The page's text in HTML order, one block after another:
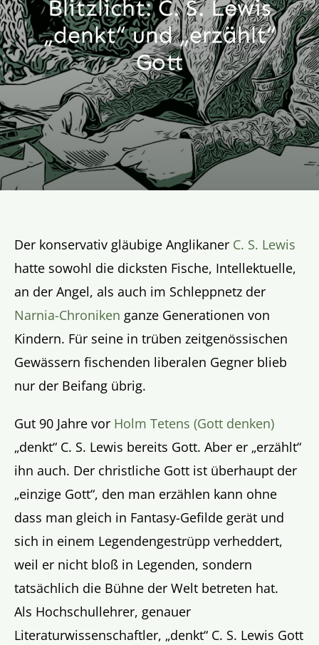
Aktion
Veröffentlichungen
Blitzlicht: C. S. Lewis
„denkt“ und „erzählt“
Gott
Der konservativ gläubige Anglikaner C. S. Lewis
hatte sowohl die dicksten Fische, Intellektuelle,
an der Angel, als auch im Schleppnetz der
Narnia-Chroniken ganze Generationen von
Kindern. Für seine in trüben zeitgenössischen
Gewässern fischenden liberalen Gegner blieb
nur der Beifang übrig.
Gut 90 Jahre vor Holm Tetens (Gott denken)
„denkt“ C. S. Lewis bereits Gott. Aber er „erzählt“
ihn auch. Der christliche Gott ist überhaupt der
„einzige Gott“, den man erzählen kann ohne
dass man gleich in Fantasy-Gefilde gerät und
sich in einem Legendengestrüpp verheddert,
weil er nicht bloß in Legenden, sondern
tatsächlich die Bühne der Welt betreten hat.
Als Hochschullehrer, genauer
Literaturwissenschaftler, „denkt“ C. S. Lewis Gott